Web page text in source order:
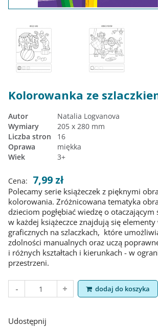
Kolorowanka ze
Autor
Natalia Logvanova
Wymiary
205 x 280 mm
Liczba stron
16
Oprawa
miękka
Wiek
3+
Cena: 7,99 zł
Polecamy serie książeczek z pięknymi
kolorowania. Zróżnicowana tematyka
dzieciom pogłębiać wiedzę o otaczającym
w każdej książeczce znajdują się
graficznych na szlaczkach, które
zdolności manualnych oraz uczą
i różnych kształtach i kierunkach - w
przestrzeni.
dodaj do koszyka
Udostępnij